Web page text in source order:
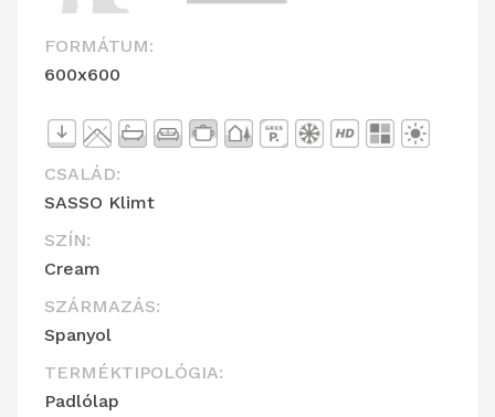
FORMÁTUM:
600x600
CSALÁD:
SASSO Klimt
SZÍN:
Cream
SZÁRMAZÁS:
Spanyol
TERMÉKTIPOLÓGIA:
Padlólap